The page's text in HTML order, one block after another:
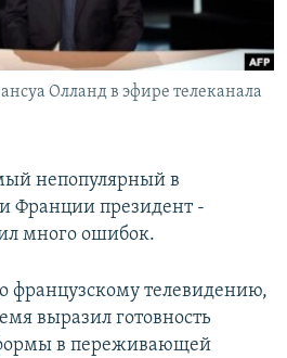
Олланд в эфире телеканала
непопулярный в
Франции президент -
много ошибок.
французскому телевидению,
выразил готовность
в переживающей